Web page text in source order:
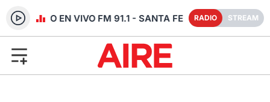
RADIO EN VIVO FM 91.1 - SANTA FE RADIO STREAM